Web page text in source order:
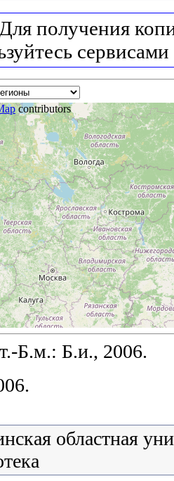
Для получения
сервисами
contributors
Б.м.: Б.и., 2006.
областная